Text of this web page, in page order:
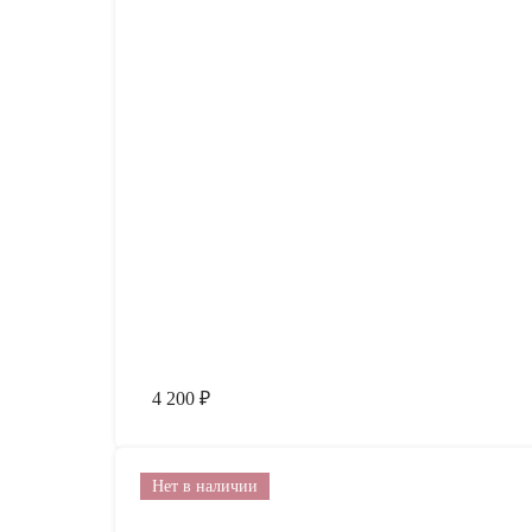
4 200 ₽
Нет в наличии